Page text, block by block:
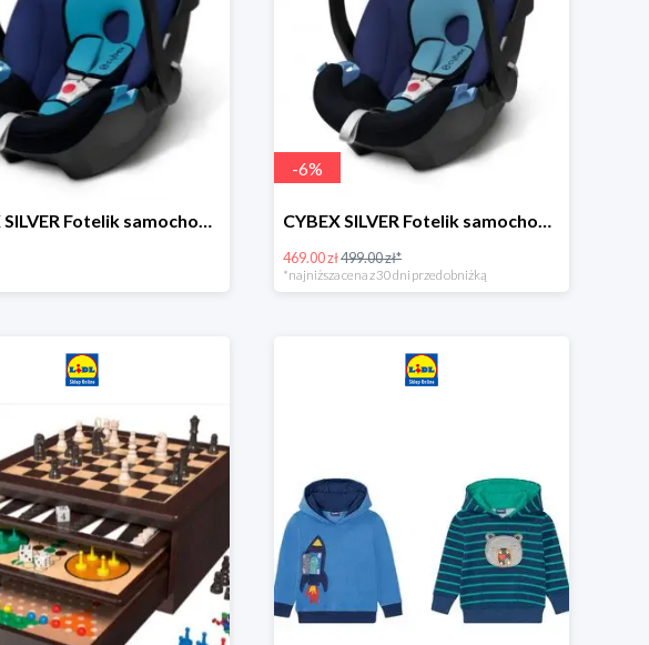
CYBEX SILVER Fotelik samochodowy -30%
-6%
CYBEX SILVER Fotelik samochodowy + dostawa gratis!
469.00 zł499.00 zł*
*najniższa cena z 30 dni przed obniżką